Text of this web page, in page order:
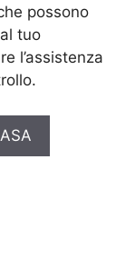
possono
tuo
l’assistenza